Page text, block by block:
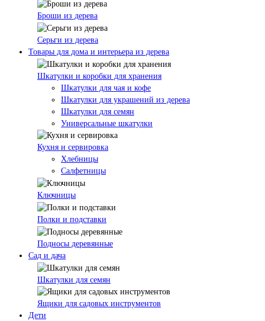
Броши из дерева
Серьги из дерева
Товары для дома и интерьера из дерева
Шкатулки и коробки для хранения
Шкатулки для чая и кофе
Шкатулки для украшений из дерева
Шкатулки для семян
Универсальные шкатулки
Кухня и сервировка
Хлебницы
Салфетницы
Ключницы
Полки и подставки
Подносы деревянные
Сад и дача
Шкатулки для семян
Ящики для садовых инструментов
Дети